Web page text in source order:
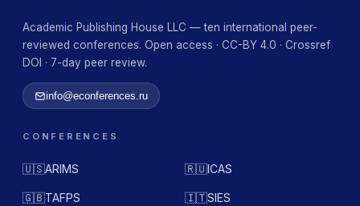
Academic Publishing House LLC — ten international peer-
reviewed conferences. Open access · CC-BY 4.0 · Crossref
DOI · 7-day peer review.
info@econferences.ru
CONFERENCES
🇺🇸ARIMS 🇷🇺ICAS
🇬🇧TAFPS 🇮🇹SIES